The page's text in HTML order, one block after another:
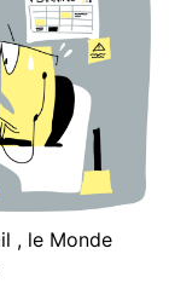
, le Monde